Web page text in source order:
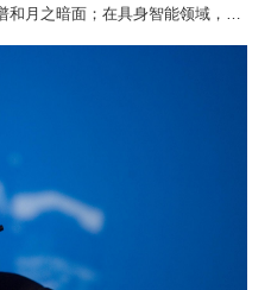
月之暗面；在具身智能领域，则